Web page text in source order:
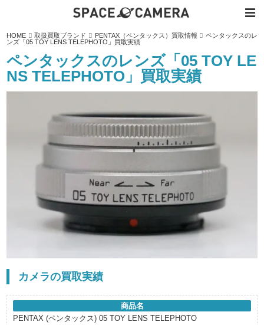
容
を
キ
ッ
プ
HOME 取扱買取ブランド PENTAX（ペンタックス）買取情報
ペンタックスのレ
ンズ「05 TOY LENS TELEPHOTO」買取実績
ペンタックスのレンズ「05 TOY LE
NS TELEPHOTO」買取実績
カメラの買取実績
商品名
PENTAX (ペンタックス) 05 TOY LENS TELEPHOTO